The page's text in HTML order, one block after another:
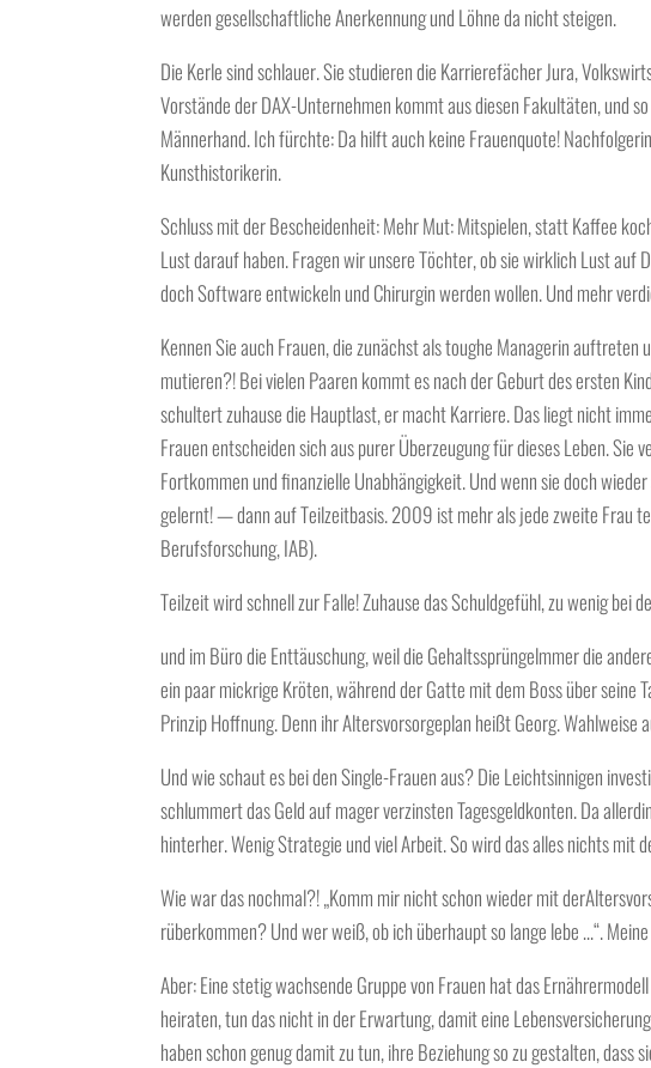
werden gesellschaftliche Anerkennung und Löhne da nicht steigen.
Die Kerle sind schlauer. Sie studieren die Karrierefächer Jura,
Vorstände der DAX-Unternehmen kommt aus diesen Fakultäten, und
Männerhand. Ich fürchte: Da hilft auch keine Frauenquote!
Kunsthistorikerin.
Schluss mit der Bescheidenheit: Mehr Mut: Mitspielen, statt Kaffee
Lust darauf haben. Fragen wir unsere Töchter, ob sie wirklich Lust auf
doch Software entwickeln und Chirurgin werden wollen. Und mehr
Kennen Sie auch Frauen, die zunächst als toughe Managerin auftreten
mutieren?! Bei vielen Paaren kommt es nach der Geburt des ersten
schultert zuhause die Hauptlast, er macht Karriere. Das liegt nicht
Frauen entscheiden sich aus purer Überzeugung für dieses Leben. Sie
Fortkommen und finanzielle Unabhängigkeit. Und wenn sie doch
gelernt! — dann auf Teilzeitbasis. 2009 ist mehr als jede zweite Frau
Berufsforschung, IAB).
Teilzeit wird schnell zur Falle! Zuhause das Schuldgefühl, zu wenig bei
und im Büro die Enttäuschung, weil die Gehaltssprüngelmmer die
ein paar mickrige Kröten, während der Gatte mit dem Boss über seine
Prinzip Hoffnung. Denn ihr Altersvorsorgeplan heißt Georg. Wahlweise
Und wie schaut es bei den Single-Frauen aus? Die Leichtsinnigen
schlummert das Geld auf mager verzinsten Tagesgeldkonten. Da
hinterher. Wenig Strategie und viel Arbeit. So wird das alles nichts mit
Wie war das nochmal?! „Komm mir nicht schon wieder mit
rüberkommen? Und wer weiß, ob ich überhaupt so lange lebe …“.
Aber: Eine stetig wachsende Gruppe von Frauen hat das
heiraten, tun das nicht in der Erwartung, damit eine
haben schon genug damit zu tun, ihre Beziehung so zu gestalten, dass